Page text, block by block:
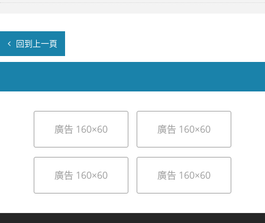
回到上一頁
廣告 160×60 廣告 160×60
廣告 160×60 廣告 160×60